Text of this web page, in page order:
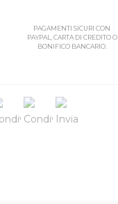
PAGAMENTI SICURI CON
PAYPAL, CARTA DI CREDITO O
BONIFICO BANCARIO.